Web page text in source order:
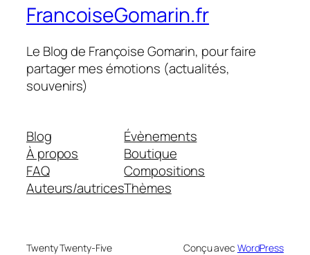
FrancoiseGomarin.fr
Le Blog de Françoise Gomarin, pour faire
partager mes émotions (actualités,
souvenirs)
Blog
À propos
FAQ
Auteurs/autrices
Évènements
Boutique
Compositions
Thèmes
Twenty Twenty-Five Conçu avec WordPress